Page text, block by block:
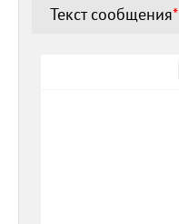
Текст сообщения*